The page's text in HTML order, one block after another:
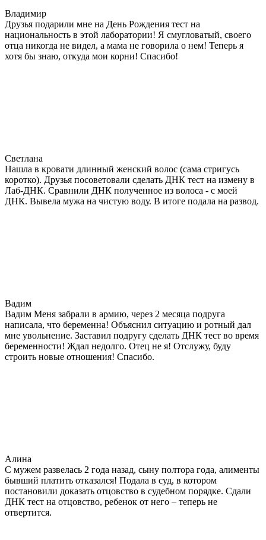
Владимир
Друзья подарили мне на День Рождения тест на
национальность в этой лаборатории! Я смугловатый, своего
отца никогда не видел, а мама не говорила о нем! Теперь я
хотя бы знаю, откуда мои корни! Спасибо!
Светлана
Нашла в кровати длинный женский волос (сама стригусь
коротко). Друзья посоветовали сделать ДНК тест на измену в
Лаб-ДНК. Сравнили ДНК полученное из волоса - с моей
ДНК. Вывела мужа на чистую воду. В итоге подала на развод.
Вадим
Вадим Меня забрали в армию, через 2 месяца подруга
написала, что беременна! Объяснил ситуацию и ротный дал
мне увольнение. Заставил подругу сделать ДНК тест во время
беременности! Ждал недолго. Отец не я! Отслужу, буду
строить новые отношения! Спасибо.
Алина
С мужем развелась 2 года назад, сыну полтора года, алименты
бывший платить отказался! Подала в суд, в котором
постановили доказать отцовство в судебном порядке. Сдали
ДНК тест на отцовство, ребенок от него – теперь не
отвертится.